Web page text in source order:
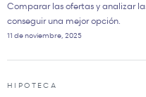
Comparar las ofertas y analizar
conseguir una mejor opción.
11 de noviembre, 2025
HIPOTECA